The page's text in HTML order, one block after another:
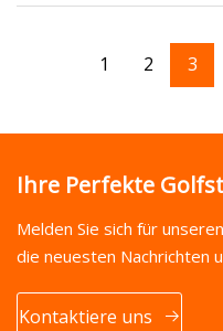
1 2 3
Ihre Perfekte
Melden Sie sich für
die neuesten Nachrichten
Kontaktiere uns